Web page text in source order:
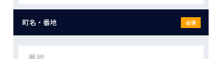
町名・番地 必須